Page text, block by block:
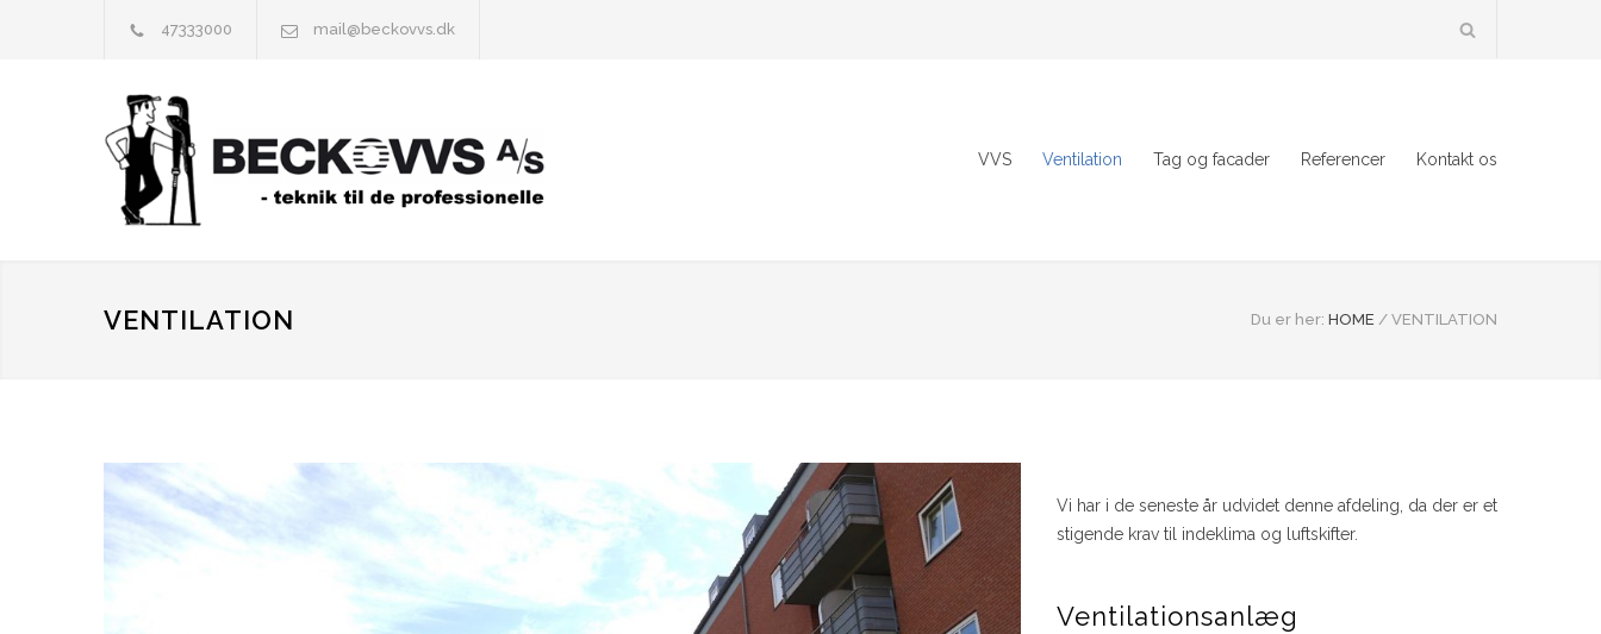
47333000 mail@beckovvs.dk
VVS Ventilation Tag og facader Referencer Kontakt os
VENTILATION Du er her: HOME / VENTILATION
Vi har i de seneste år udvidet denne afdeling, da der er et
stigende krav til indeklima og luftskifter.
Ventilationsanlæg